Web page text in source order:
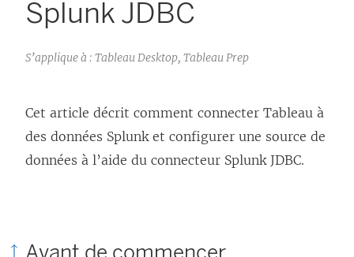
Splunk JDBC
S’applique à : Tableau Desktop, Tableau Prep
Cet article décrit comment connecter Tableau à
des données Splunk et configurer une source de
données à l’aide du connecteur Splunk JDBC.